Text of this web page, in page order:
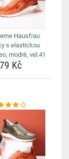
Hausfrau
s elastickou
modré, vel.41
Kč